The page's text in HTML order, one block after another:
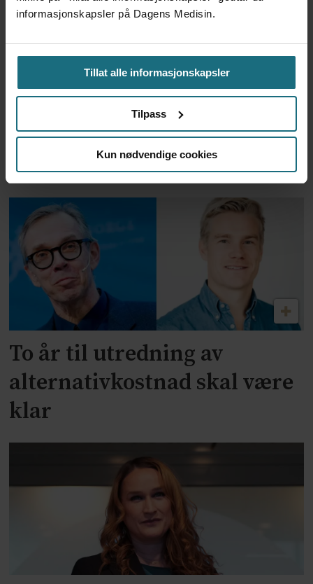
informasjonskapsler på Dagens Medisin.
Tillat alle informasjonskapsler
Tilpass
Kun nødvendige cookies
Feilmedisinert i 18 år – får
millionerstatning
To år til utredning av
alternativkostnad skal være
klar